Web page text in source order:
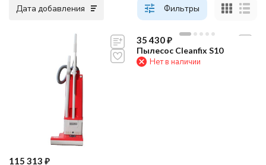
Дата добавления Фильтры
115 313 ₽
35 430₽
Пылесос Cleanfix S10
Нет в наличии